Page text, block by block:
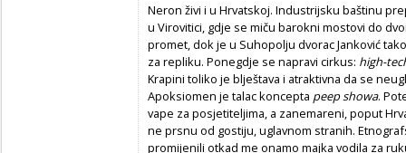
Neron živi i u Hrvatskoj. Industrijsku baštinu
u Virovitici, gdje se miču barokni mostovi do
promet, dok je u Suhopolju dvorac Janković
za repliku. Ponegdje se napravi cirkus: high-
Krapini toliko je blještava i atraktivna da se
Apoksiomen je talac koncepta peep showa.
vape za posjetiteljima, a zanemareni, poput
ne prsnu od gostiju, uglavnom stranih.
promijenili otkad me onamo majka vodila za